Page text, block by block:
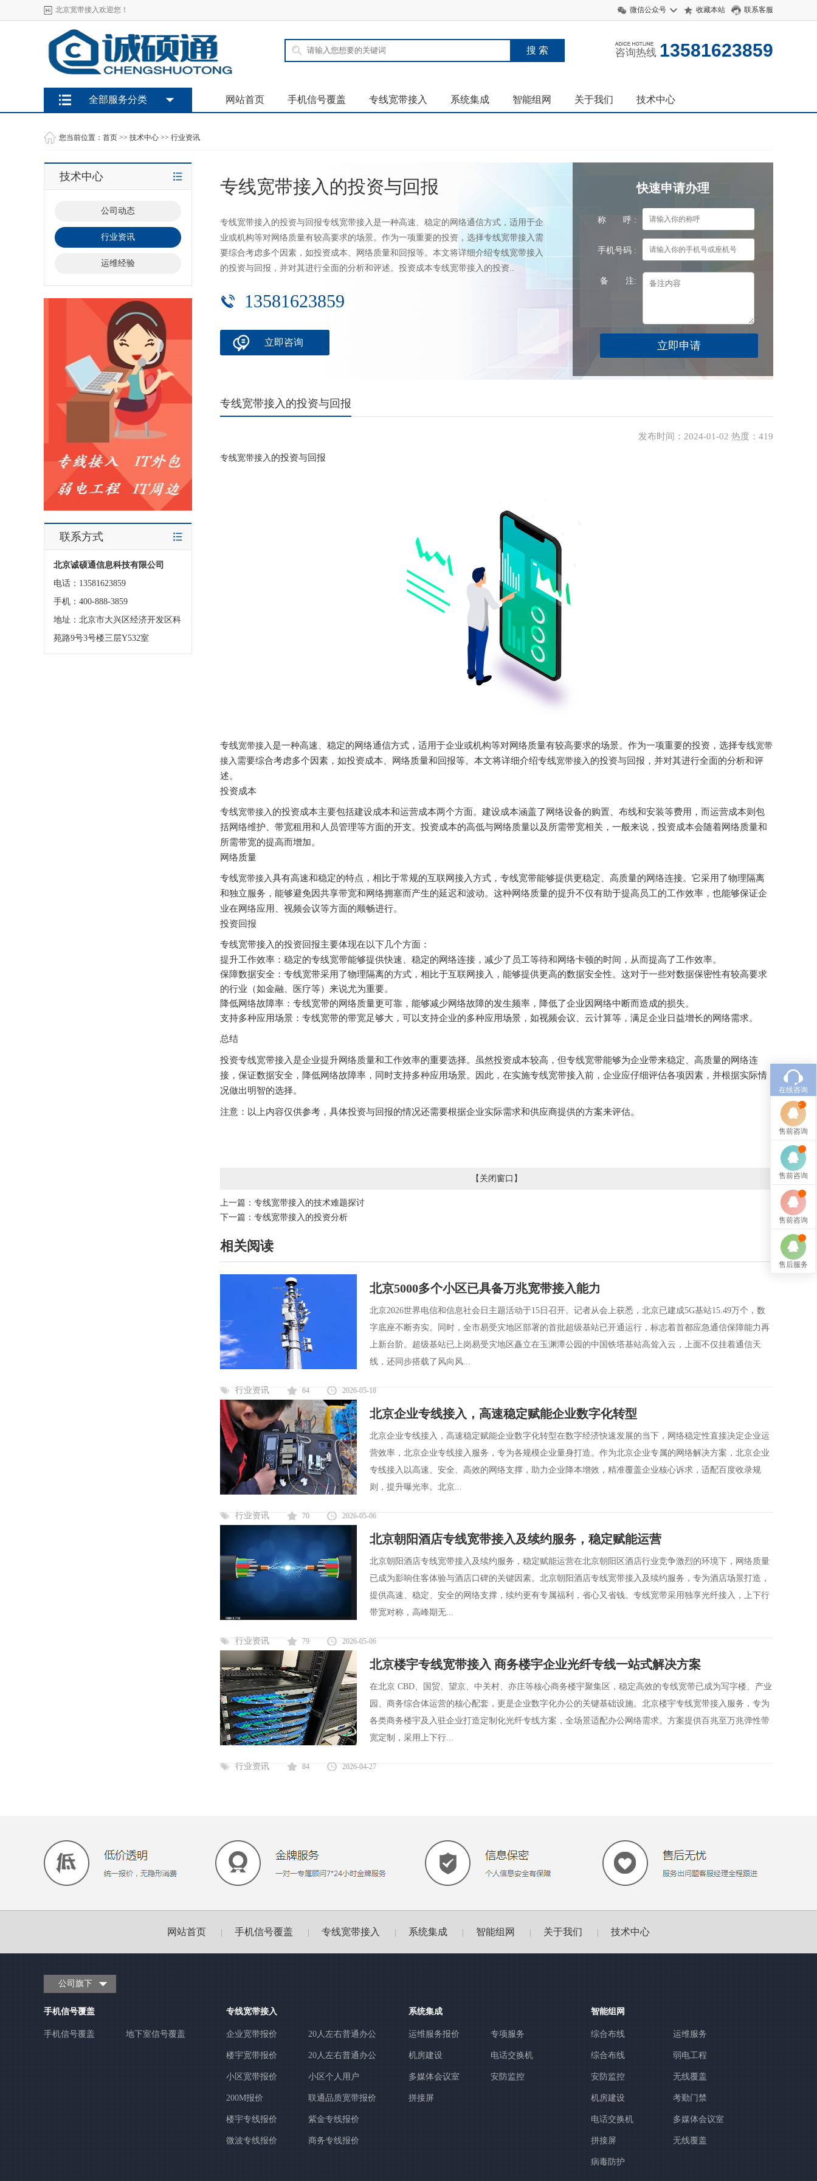
北京宽带接入欢迎您！ 微信公众号 收藏本站 联系客服
咨询热线 13581623859
网站首页 手机信号覆盖 专线宽带接入 系统集成 智能组网 关于我们 技术中心
全部服务分类
您当前位置： 首页 >> 技术中心 >> 行业资讯
技术中心
公司动态
行业资讯
运维经验
联系方式
北京诚硕通信息科技有限公司
电话：13581623859
手机：400-888-3859
地址：北京市大兴区经济开发区科
苑路9号3号楼三层Y532室
专线宽带接入的投资与回报
专线宽带接入的投资与回报专线宽带接入是一种高速、稳定的网络通信方式，适用于企
业或机构等对网络质量有较高要求的场景。作为一项重要的投资，选择专线宽带接入需
要综合考虑多个因素，如投资成本、网络质量和回报等。本文将详细介绍专线宽带接入
的投资与回报，并对其进行全面的分析和评述。投资成本专线宽带接入的投资..
13581623859
立即咨询
快速申请办理
称 呼 :
手机号码 :
备 注:
专线宽带接入的投资与回报
发布时间：2024-01-02 热度：419
专线宽带接入 的投资与回报
专线宽带接入 是一种高速、稳定的网络通信方式，适用于企业或机构等对网络质量有较高要求的场景。作为一项重要的投资，选择专线宽带
接入 需要综合考虑多个因素，如投资成本、网络质量和回报等。本文将详细介绍专线宽带接入 的投资与回报，并对其进行全面的分析和评
述。
投资成本
专线宽带接入 的投资成本主要包括建设成本和运营成本两个方面。建设成本涵盖了网络设备的购置、布线和安装等费用，而运营成本则包
括网络维护、带宽租用和人员管理等方面的开支。投资成本的高低与网络质量以及所需带宽相关，一般来说，投资成本会随着网络质量和
所需带宽的提高而增加。
网络质量
专线宽带接入具有高速和稳定的特点，相比于常规的互联网接入方式，专线宽带能够提供更稳定、高质量的网络连接。它采用了物理隔离
和独立服务，能够避免因共享带宽和网络拥塞而产生的延迟和波动。这种网络质量的提升不仅有助于提高员工的工作效率，也能够保证企
业在网络应用、视频会议等方面的顺畅进行。
投资回报
专线宽带接入的投资回报主要体现在以下几个方面：
提升工作效率：稳定的专线宽带能够提供快速、稳定的网络连接，减少了员工等待和网络卡顿的时间，从而提高了工作效率。
保障数据安全：专线宽带采用了物理隔离的方式，相比于互联网接入，能够提供更高的数据安全性。这对于一些对数据保密性有较高要求
的行业（如金融、医疗等）来说尤为重要。
降低网络故障率：专线宽带的网络质量更可靠，能够减少网络故障的发生频率，降低了企业因网络中断而造成的损失。
支持多种应用场景：专线宽带的带宽足够大，可以支持企业的多种应用场景，如视频会议、云计算等，满足企业日益增长的网络需求。
总结
投资专线宽带接入是企业提升网络质量和工作效率的重要选择。虽然投资成本较高，但专线宽带能够为企业带来稳定、高质量的网络连
接，保证数据安全，降低网络故障率，同时支持多种应用场景。因此，在实施专线宽带接入前，企业应仔细评估各项因素，并根据实际情
况做出明智的选择。
注意：以上内容仅供参考，具体投资与回报的情况还需要根据企业实际需求和供应商提供的方案来评估。
【 关闭窗口 】
上一篇： 专线宽带接入的技术难题探讨
下一篇： 专线宽带接入的投资分析
相关阅读
北京5000多个小区已具备万兆宽带接入能力
北京2026世界电信和信息社会日主题活动于15日召开。记者从会上获悉，北京已建成5G基站15.49万个，数
字底座不断夯实。同时，全市易受灾地区部署的首批超级基站已开通运行，标志着首都应急通信保障能力再
上新台阶。超级基站已上岗易受灾地区矗立在玉渊潭公园的中国铁塔基站高耸入云，上面不仅挂着通信天
线，还同步搭载了风向风...
行业资讯 64 2026-05-18
北京企业专线接入，高速稳定赋能企业数字化转型
北京企业专线接入，高速稳定赋能企业数字化转型在数字经济快速发展的当下，网络稳定性直接决定企业运
营效率，北京企业专线接入服务，专为各规模企业量身打造。作为北京企业专属的网络解决方案，北京企业
专线接入以高速、安全、高效的网络支撑，助力企业降本增效，精准覆盖企业核心诉求，适配百度收录规
则，提升曝光率。北京...
行业资讯 70 2026-05-06
北京朝阳酒店专线宽带接入及续约服务，稳定赋能运营
北京朝阳酒店专线宽带接入及续约服务，稳定赋能运营在北京朝阳区酒店行业竞争激烈的环境下，网络质量
已成为影响住客体验与酒店口碑的关键因素。北京朝阳酒店专线宽带接入及续约服务，专为酒店场景打造，
提供高速、稳定、安全的网络支撑，续约更有专属福利，省心又省钱。专线宽带采用独享光纤接入，上下行
带宽对称，高峰期无...
行业资讯 79 2026-05-06
北京楼宇专线宽带接入 商务楼宇企业光纤专线一站式解决方案
在北京 CBD、国贸、望京、中关村、亦庄等核心商务楼宇聚集区，稳定高效的专线宽带已成为写字楼、产业
园、商务综合体运营的核心配套，更是企业数字化办公的关键基础设施。北京楼宇专线宽带接入服务，专为
各类商务楼宇及入驻企业打造定制化光纤专线方案，全场景适配办公网络需求。方案提供百兆至万兆弹性带
宽定制，采用上下行...
行业资讯 84 2026-04-27
网站首页 手机信号覆盖 专线宽带接入 系统集成 智能组网 关于我们 技术中心
公司旗下
手机信号覆盖
手机信号覆盖 地下室信号覆盖
专线宽带接入
企业宽带报价 20人左右普通办公
楼宇宽带报价 20人左右普通办公
小区宽带报价 小区个人用户
200M报价 联通品质宽带报价
楼宇专线报价 紫金专线报价
微波专线报价 商务专线报价
系统集成
运维服务报价 专项服务
机房建设 电话交换机
多媒体会议室 安防监控
拼接屏
智能组网
综合布线 运维服务
综合布线 弱电工程
安防监控 无线覆盖
机房建设 考勤门禁
电话交换机 多媒体会议室
拼接屏 无线覆盖
病毒防护
在线咨询
售前咨询
售前咨询
售前咨询
售后服务